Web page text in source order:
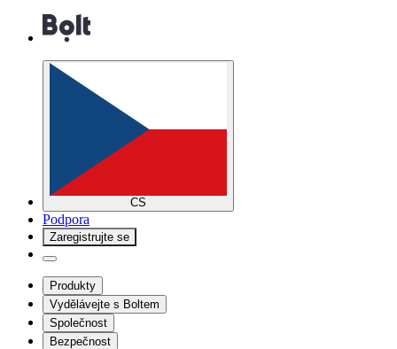
CS
Podpora
Zaregistrujte se
Produkty
Vydělávejte s Boltem
Společnost
Bezpečnost